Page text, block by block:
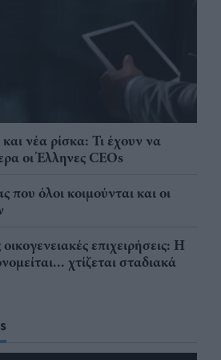
νέα ρίσκα: Τι έχουν να
οι Έλληνες CEOs
όλοι κοιμούνται και οι
επιχειρήσεις: Η
χτίζεται σταδιακά